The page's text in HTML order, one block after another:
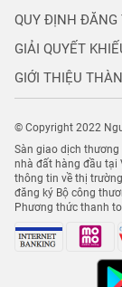
QUY ĐỊNH ĐĂNG
GIẢI QUYẾT
GIỚI THIỆU
© Copyright 2022
Sàn giao dịch
nhà đất hàng đầu tại
thông tin về thị
đăng ký Bộ công
Phương thức thanh